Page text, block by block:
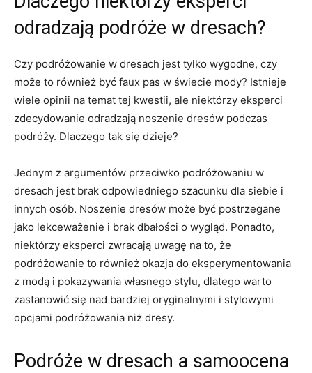
odradzają podróże ⁤w dresach?
Czy ⁤podróżowanie w dresach⁣ jest‍ tylko wygodne, czy
może to również⁣ być faux pas w ‌świecie mody? Istnieje
wiele opinii na ‌temat tej kwestii,​ ale ‌niektórzy eksperci
zdecydowanie odradzają noszenie dresów podczas
podróży. ‍Dlaczego​ tak się dzieje?
Jednym z argumentów przeciwko podróżowaniu​ w
dresach jest brak ⁢odpowiedniego⁣ szacunku dla ‍siebie i
innych‌ osób. Noszenie dresów‍ może być postrzegane
jako lekceważenie ⁤i brak dbałości o wygląd. Ponadto,​
niektórzy ‍eksperci zwracają uwagę na to,⁣ że
⁤podróżowanie to również okazja do eksperymentowania
z modą i pokazywania ⁢własnego stylu, dlatego warto⁤
zastanowić się​ nad ‌bardziej oryginalnymi i stylowymi
opcjami ⁤podróżowania niż‌ dresy.
Podróże w⁢ dresach a samoocena